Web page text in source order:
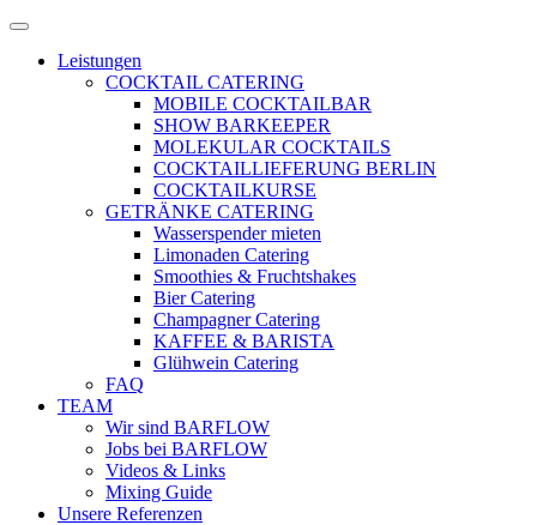
Zum
springen
Menü
öffnenLeistungen
COCKTAIL CATERING
MOBILE COCKTAILBAR
SHOW BARKEEPER
MOLEKULAR COCKTAILS
COCKTAILLIEFERUNG BERLIN
COCKTAILKURSE
GETRÄNKE CATERING
Wasserspender mieten
Limonaden Catering
Smoothies & Fruchtshakes
Bier Catering
Champagner Catering
KAFFEE & BARISTA
Glühwein Catering
FAQ
TEAM
Wir sind BARFLOW
Jobs bei BARFLOW
Videos & Links
Mixing Guide
Unsere Referenzen